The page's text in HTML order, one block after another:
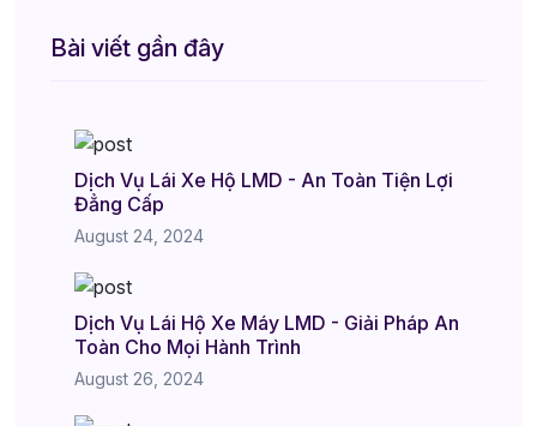
Bài viết gần đây
Dịch Vụ Lái Xe Hộ LMD - An Toàn Tiện Lợi
Đẳng Cấp
August 24, 2024
Dịch Vụ Lái Hộ Xe Máy LMD - Giải Pháp An
Toàn Cho Mọi Hành Trình
August 26, 2024